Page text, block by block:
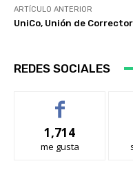
ARTÍCULO ANTERIOR
UniCo, Unión de
REDES SOCIALES
1,714
me gusta